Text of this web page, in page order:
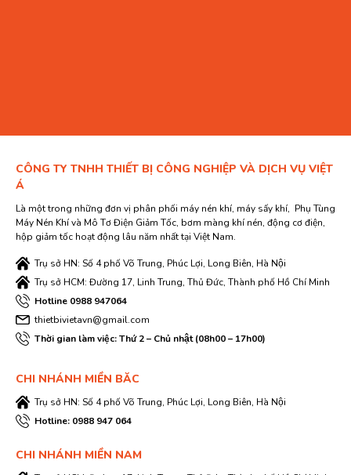
CÔNG TY TNHH THIẾT BỊ CÔNG NGHIỆP VÀ DỊCH VỤ VIỆT
Á
Là một trong những đơn vị phân phối máy nén khí, máy sấy khí, Phụ Tùng
Máy Nén Khí và Mô Tơ Điện Giảm Tốc, bơm màng khí nén, động cơ điện,
hộp giảm tốc hoạt động lâu năm nhất tại Việt Nam.
Trụ sở HN: Số 4 phố Võ Trung, Phúc Lợi, Long Biên, Hà Nội
Trụ sở HCM: Đường 17, Linh Trung, Thủ Đức, Thành phố Hồ Chí Minh
Hotline 0988 947064
thietbivietavn@gmail.com
Thời gian làm việc: Thứ 2 – Chủ nhật (08h00 – 17h00)
CHI NHÁNH MIỀN BĂC
Trụ sở HN: Số 4 phố Võ Trung, Phúc Lợi, Long Biên, Hà Nội
Hotline: 0988 947 064
CHI NHÁNH MIỀN NAM